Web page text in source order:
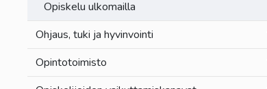
Opiskelu ulkomailla
Ohjaus, tuki ja hyvinvointi
Opintotoimisto